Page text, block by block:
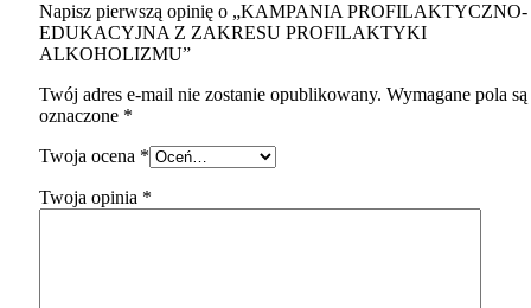
Napisz pierwszą opinię o „KAMPANIA PROFILAKTYCZNO-
EDUKACYJNA Z ZAKRESU PROFILAKTYKI
ALKOHOLIZMU”
Twój adres e-mail nie zostanie opublikowany. Wymagane pola są
oznaczone *
Twoja ocena *
Twoja opinia *